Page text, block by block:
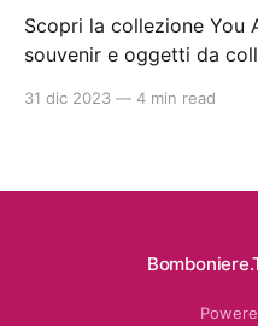
Scopri la collezione You
souvenir e oggetti da
31 dic 2023 — 4 min read